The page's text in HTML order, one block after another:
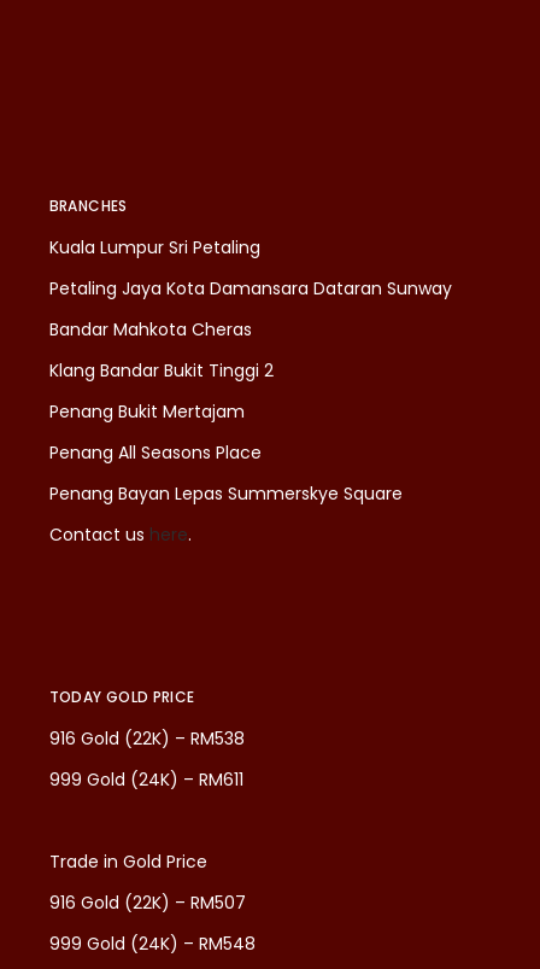
BRANCHES
Kuala Lumpur Sri Petaling
Petaling Jaya Kota Damansara Dataran Sunway
Bandar Mahkota Cheras
Klang Bandar Bukit Tinggi 2
Penang Bukit Mertajam
Penang All Seasons Place
Penang Bayan Lepas Summerskye Square
Contact us here.
TODAY GOLD PRICE
916 Gold (22K) – RM538
999 Gold (24K) – RM611
Trade in Gold Price
916 Gold (22K) – RM507
999 Gold (24K) – RM548